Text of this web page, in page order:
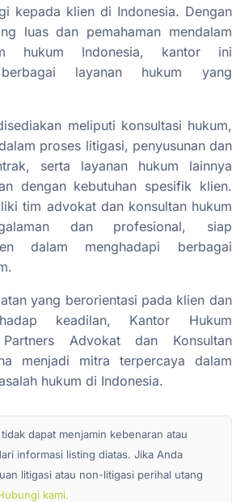
kepada klien di Indonesia. Dengan
luas dan pemahaman mendalam
hukum Indonesia, kantor ini
berbagai layanan hukum yang
meliputi konsultasi hukum,
proses litigasi, penyusunan dan
serta layanan hukum lainnya
dengan kebutuhan spesifik klien.
tim advokat dan konsultan hukum
dan profesional, siap
dalam menghadapi berbagai
yang berorientasi pada klien dan
keadilan, Kantor Hukum
Partners Advokat dan Konsultan
menjadi mitra terpercaya dalam
hukum di Indonesia.
dapat menjamin kebenaran atau
informasi listing diatas. Jika Anda
litigasi atau non-litigasi perihal utang
kami.